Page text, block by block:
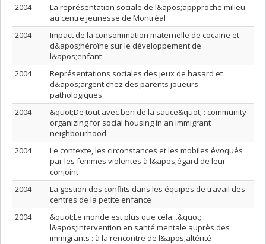
2004
La représentation sociale de l&apos;appproche milieu
au centre jeunesse de Montréal
2004
Impact de la consommation maternelle de cocaïne et
d&apos;héroïne sur le développement de
l&apos;enfant
2004
Représentations sociales des jeux de hasard et
d&apos;argent chez des parents joueurs
pathologiques
2004
&quot;De tout avec ben de la sauce&quot; : community
organizing for social housing in an immigrant
neighbourhood
2004
Le contexte, les circonstances et les mobiles évoqués
par les femmes violentes à l&apos;égard de leur
conjoint
2004
La gestion des conflits dans les équipes de travail des
centres de la petite enfance
2004
&quot;Le monde est plus que cela...&quot; :
l&apos;intervention en santé mentale auprès des
immigrants : à la rencontre de l&apos;altérité